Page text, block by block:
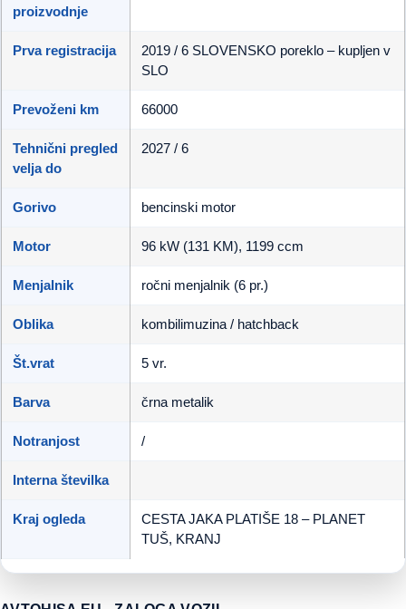
proizvodnje
Prva registracija
2019 / 6 SLOVENSKO poreklo – kupljen v
SLO
Prevoženi km 66000
Tehnični pregled
velja do
2027 / 6
Gorivo bencinski motor
Motor 96 kW (131 KM), 1199 ccm
Menjalnik ročni menjalnik (6 pr.)
Oblika kombilimuzina / hatchback
Št.vrat 5 vr.
Barva črna metalik
Notranjost /
Interna številka
Kraj ogleda
CESTA JAKA PLATIŠE 18 – PLANET
TUŠ, KRANJ